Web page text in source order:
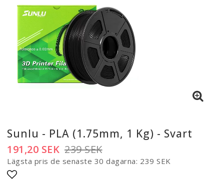
3D-Skrivare — Tillbehör
3D-Skrivare — Delar
Resin
3D-Pennor & Tillbehör
Sunlu - PLA (1.75mm, 1 Kg) - Svart
239 SEK
191,20 SEK
Lägsta pris de senaste 30 dagarna 239 SEK